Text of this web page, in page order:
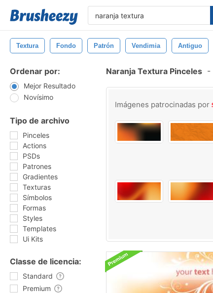
Textura Fondo Patrón Vendimia Antiguo
Ordenar por:
Mejor Resultado
Novísimo
Tipo de archivo
Pinceles
Actions
PSDs
Patrones
Gradientes
Texturas
Símbolos
Formas
Styles
Templates
Ui Kits
Classe de licencia:
Standard
Premium
Naranja Textura Pinceles -
Imágenes patrocinadas por